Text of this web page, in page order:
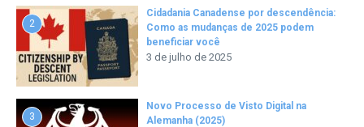
2
Cidadania Canadense por descendência:
Como as mudanças de 2025 podem
beneficiar você
3 de julho de 2025
3
Novo Processo de Visto Digital na
Alemanha (2025)